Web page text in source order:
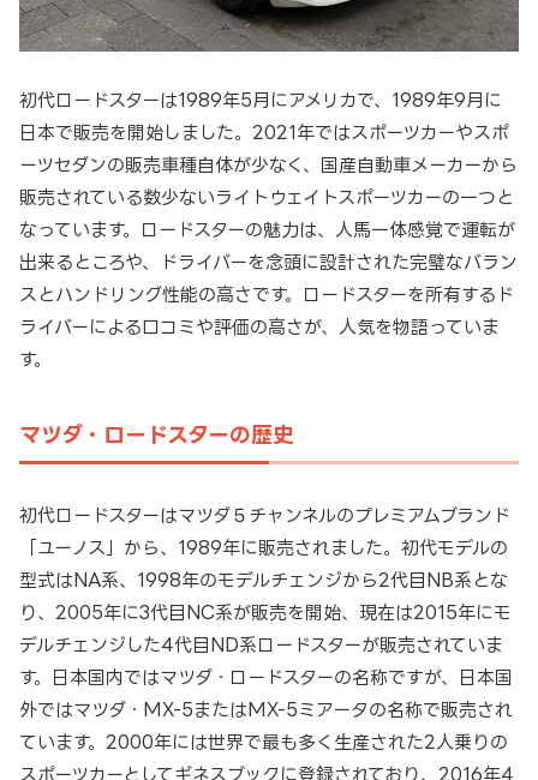
初代ロードスターは1989年5月にアメリカで、1989年9月に
日本で販売を開始しました。2021年ではスポーツカーやスポ
ーツセダンの販売車種自体が少なく、国産自動車メーカーから
販売されている数少ないライトウェイトスポーツカーの一つと
なっています。ロードスターの魅力は、人馬一体感覚で運転が
出来るところや、ドライバーを念頭に設計された完璧なバラン
スとハンドリング性能の高さです。ロードスターを所有するド
ライバーによる口コミや評価の高さが、人気を物語っていま
す。
マツダ・ロードスターの歴史
初代ロードスターはマツダ５チャンネルのプレミアムブランド
「ユーノス」から、1989年に販売されました。初代モデルの
型式はNA系、1998年のモデルチェンジから2代目NB系とな
り、2005年に3代目NC系が販売を開始、現在は2015年にモ
デルチェンジした4代目ND系ロードスターが販売されていま
す。日本国内ではマツダ・ロードスターの名称ですが、日本国
外ではマツダ・MX-5またはMX-5ミアータの名称で販売され
ています。2000年には世界で最も多く生産された2人乗りの
スポーツカーとしてギネスブックに登録されており、2016年4